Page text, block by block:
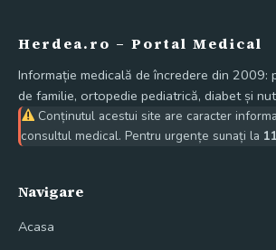
Herdea.ro – Portal Medical
Informație medicală de încredere din 2009:
de familie, ortopedie pediatrică, diabet și
Conținutul acestui site are caracter
consultul medical. Pentru urgențe sunați la
Navigare
Acasa